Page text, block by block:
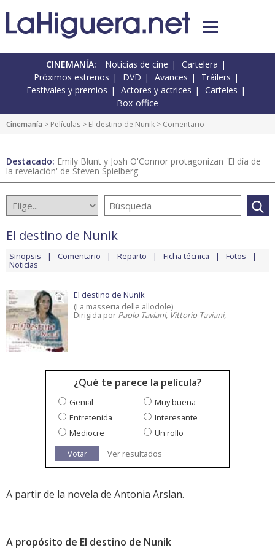
CINEMANÍA: Noticias de cine
Cartelera
Próximos estrenos
DVD Avances
Tráilers
Festivales y premios
Actores y actrices
Carteles
Box-office
Cinemanía > Películas > El destino de Nunik > Comentario
Destacado: Emily Blunt y Josh O'Connor protagonizan 'El día de
la revelación' de Steven Spielberg
El destino de Nunik
Sinopsis Comentario Reparto Ficha técnica Fotos
Noticias
El destino de Nunik
(La masseria delle allodole)
Dirigida por Paolo Taviani, Vittorio Taviani,
¿Qué te parece la película?
Genial
Muy buena
Entretenida
Interesante
Mediocre
Un rollo
Votar
Ver resultados
A partir de la novela de Antonia Arslan.
A propósito de El destino de Nunik